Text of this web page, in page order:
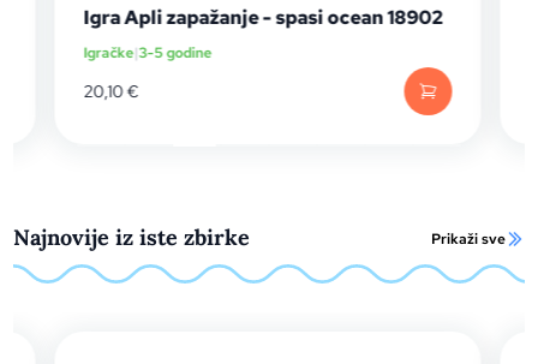
Igra Apli zapažanje - spasi ocean 18902
Igračke|3-5 godine
20,10€
Najnovije iz iste zbirke Prikaži sve